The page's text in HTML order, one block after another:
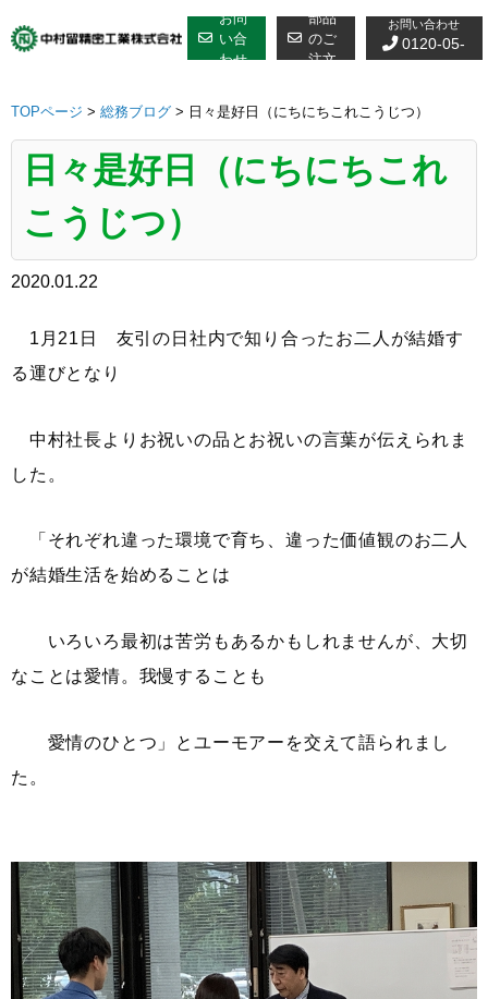
to
お問
い合
わせ
部品
のご
注文
お問い合わせ
0120-05-
TOPページ > 総務ブログ > 日々是好日（にちにちこれこうじつ）
日々是好日（にちにちこれ
こうじつ）
2020.01.22
1月21日 友引の日社内で知り合ったお二人が結婚す
る運びとなり
中村社長よりお祝いの品とお祝いの言葉が伝えられま
した。
「それぞれ違った環境で育ち、違った価値観のお二人
が結婚生活を始めることは
いろいろ最初は苦労もあるかもしれませんが、大切
なことは愛情。我慢することも
愛情のひとつ」とユーモアーを交えて語られまし
た。